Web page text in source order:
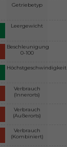
Getriebetyp
Leergewicht
Beschleunigung
0-100
Höchstgeschwindigkeit
Verbrauch
(Innerorts)
Verbrauch
(Außerorts)
Verbrauch
(Kombiniert)